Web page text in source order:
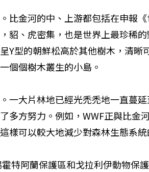
比金河的中、上游都包括在申報《
貂、虎密集，也是世界上最珍稀
Y型的朝鮮松高於其他樹木，清晰
個個樹木叢生的小島。
一大片林地已經光禿禿地一直蔓
多方努力。例如，WWF正與比金
樣可以較大地減少對森林生態系統
特阿蘭保護區和戈拉利伊動物保